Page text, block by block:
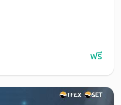
ฟรี